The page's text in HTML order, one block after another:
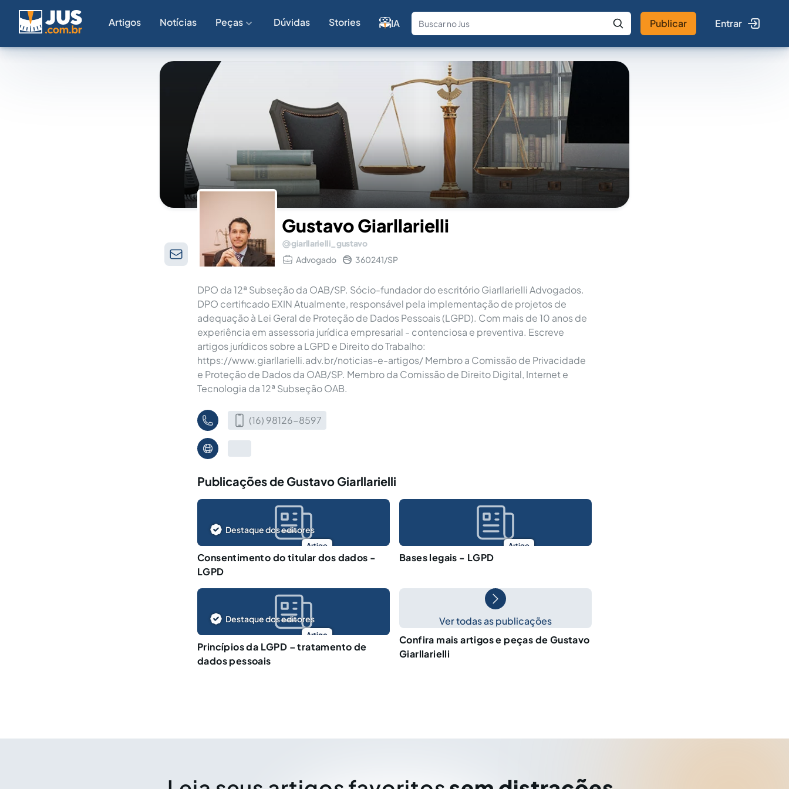
Artigos Notícias Peças Dúvidas Stories IA
Fale com a IA Buscar no Jus
Publicar Entrar
Gustavo Giarllarielli
giarllarielli_gustavo
Advogado
360241/SP
DPO da 12ª Subseção da OAB/SP. Sócio-fundador do escritório Giarllarielli Advogados.
DPO certificado EXIN Atualmente, responsável pela implementação de projetos de
adequação à Lei Geral de Proteção de Dados Pessoais (LGPD). Com mais de 10 anos de
experiência em assessoria jurídica empresarial - contenciosa e preventiva. Escreve
artigos jurídicos sobre a LGPD e Direito do Trabalho:
https://www.giarllarielli.adv.br/noticias-e-artigos/ Membro a Comissão de Privacidade
e Proteção de Dados da OAB/SP. Membro da Comissão de Direito Digital, Internet e
Tecnologia da 12ª Subseção OAB.
(16) 98126-8597
Publicações de Gustavo Giarllarielli
Artigo
Destaque dos editores
Consentimento do titular dos dados -
LGPD
Artigo
Bases legais - LGPD
Artigo
Destaque dos editores
Princípios da LGPD – tratamento de
dados pessoais
Ver todas as publicações
Confira mais artigos e peças de Gustavo
Giarllarielli